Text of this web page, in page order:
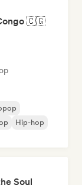
🇨🇬
Hip-hop
Soul